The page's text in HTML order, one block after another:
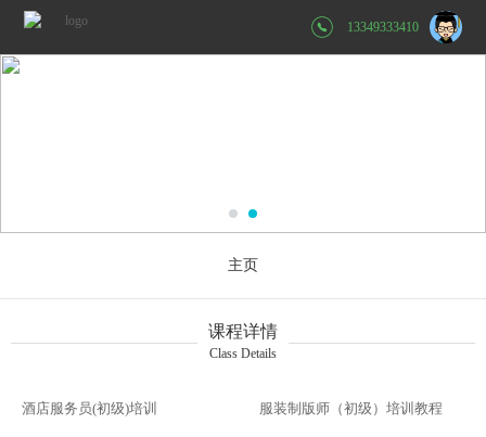
13349333410
主页
课程详情
Class Details
酒店服务员(初级)培训 服装制版师（初级）培训教程